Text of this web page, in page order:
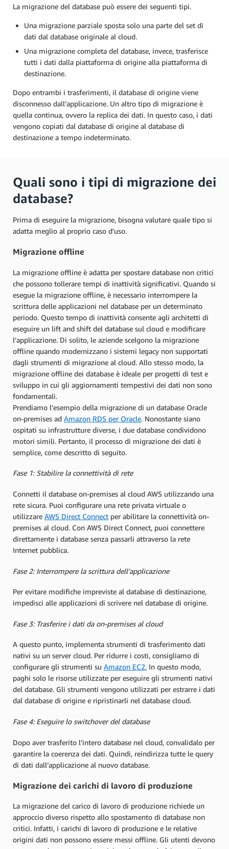
La migrazione del database può essere dei seguenti tipi.
Una migrazione parziale sposta solo una parte del set di
dati dal database originale al cloud.
Una migrazione completa del database, invece, trasferisce
tutti i dati dalla piattaforma di origine alla piattaforma di
destinazione.
Dopo entrambi i trasferimenti, il database di origine viene
disconnesso dall’applicazione. Un altro tipo di migrazione è
quella continua, ovvero la replica dei dati. In questo caso, i dati
vengono copiati dal database di origine al database di
destinazione a tempo indeterminato.
Quali sono i tipi di migrazione dei
database?
Prima di eseguire la migrazione, bisogna valutare quale tipo si
adatta meglio al proprio caso d’uso.
Migrazione offline
La migrazione offline è adatta per spostare database non critici
che possono tollerare tempi di inattività significativi. Quando si
esegue la migrazione offline, è necessario interrompere la
scrittura delle applicazioni nel database per un determinato
periodo. Questo tempo di inattività consente agli architetti di
eseguire un lift and shift del database sul cloud e modificare
l’applicazione. Di solito, le aziende scelgono la migrazione
offline quando modernizzano i sistemi legacy non supportati
dagli strumenti di migrazione al cloud. Allo stesso modo, la
migrazione offline dei database è ideale per progetti di test e
sviluppo in cui gli aggiornamenti tempestivi dei dati non sono
fondamentali.
Prendiamo l’esempio della migrazione di un database Oracle
on-premises ad Amazon RDS per Oracle. Nonostante siano
ospitati su infrastrutture diverse, i due database condividono
motori simili. Pertanto, il processo di migrazione dei dati è
semplice, come descritto di seguito.
Fase 1: Stabilire la connettività di rete
Connetti il database on-premises al cloud AWS utilizzando una
rete sicura. Puoi configurare una rete privata virtuale o
utilizzare AWS Direct Connect per abilitare la connettività on-
premises al cloud. Con AWS Direct Connect, puoi connettere
direttamente i database senza passarli attraverso la rete
Internet pubblica.
Fase 2: Interrompere la scrittura dell’applicazione
Per evitare modifiche impreviste al database di destinazione,
impedisci alle applicazioni di scrivere nel database di origine.
Fase 3: Trasferire i dati da on-premises al cloud
A questo punto, implementa strumenti di trasferimento dati
nativi su un server cloud. Per ridurre i costi, consigliamo di
configurare gli strumenti su Amazon EC2. In questo modo,
paghi solo le risorse utilizzate per eseguire gli strumenti nativi
del database. Gli strumenti vengono utilizzati per estrarre i dati
dal database di origine e ripristinarli nel database cloud.
Fase 4: Eseguire lo switchover del database
Dopo aver trasferito l’intero database nel cloud, convalidalo per
garantire la coerenza dei dati. Quindi, reindirizza tutte le query
di dati dall’applicazione al nuovo database.
Migrazione dei carichi di lavoro di produzione
La migrazione del carico di lavoro di produzione richiede un
approccio diverso rispetto allo spostamento di database non
critici. Infatti, i carichi di lavoro di produzione e le relative
origini dati non possono essere messi offline. Gli utenti devono